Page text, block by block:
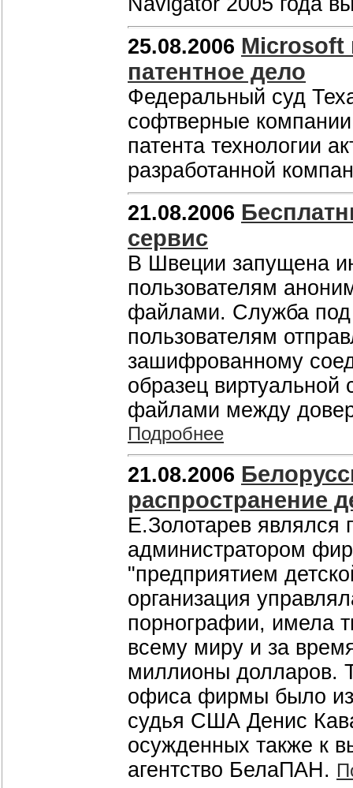
25.08.2006 Microsoft
патентное дело
Федеральный суд
софтверные
патента технологии
разработанной
21.08.2006
сервис
В Швеции запущена
пользователям
файлами. Служба под
пользователям
зашифрованному
образец виртуальной
файлами между
Подробнее
21.08.2006
распространение
Е.Золотарев являлся
администратором
"предприятием
организация
порнографии, имела
всему миру и за
миллионы долларов.
офиса фирмы было
судья США Денис
осужденных также к
агентство БелаПАН.